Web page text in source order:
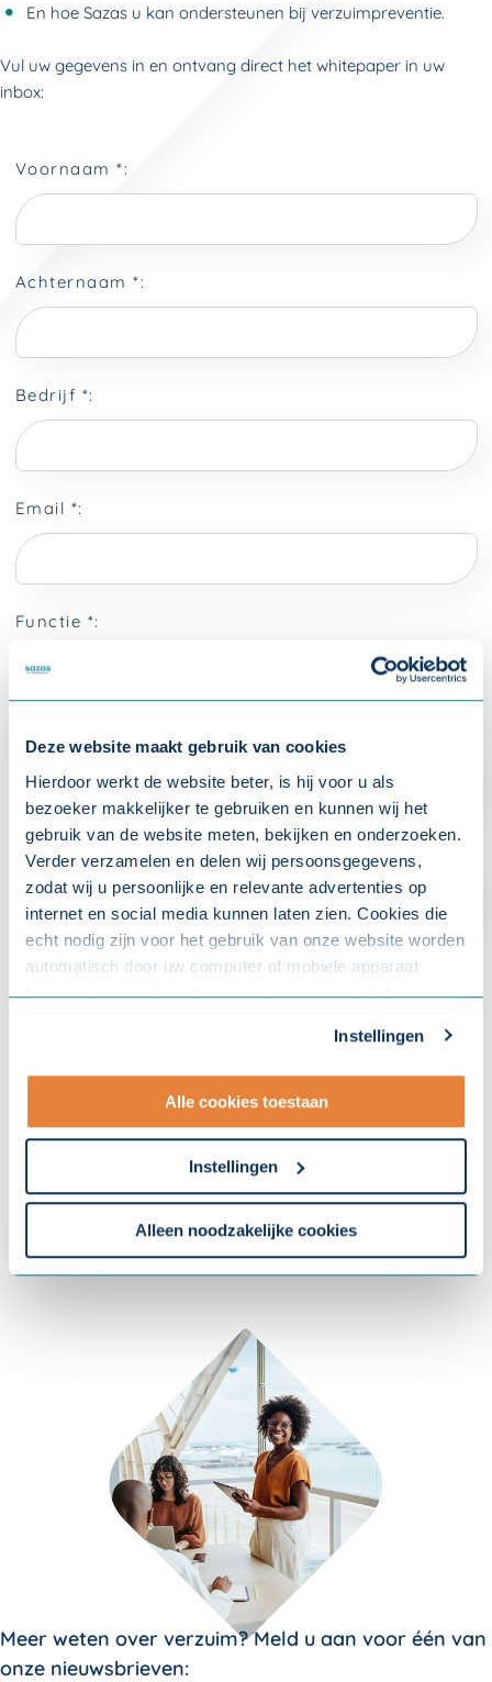
Deze website maakt gebruik van cookies
Hierdoor werkt de website beter, is hij voor u als
bezoeker makkelijker te gebruiken en kunnen wij het
gebruik van de website meten, bekijken en onderzoeken.
Verder verzamelen en delen wij persoonsgegevens,
zodat wij u persoonlijke en relevante advertenties op
internet en social media kunnen laten zien. Cookies die
echt nodig zijn voor het gebruik van onze website worden
automatisch door uw computer of mobiele apparaat
bewaard. Voor alle andere soorten cookies hebben we uw
aanpassen. Met uw toestemming delen wij uw gegevens
met onze10 partners.
- Lees hier onzeprivacyverklaringen onze
Om uw toestemmingsvoorkeur te wijzigen, klikt u op
Instellingen
Alle cookies toestaan
Instellingen
Alleen noodzakelijke cookies
En hoe Sazas u kan ondersteunen bij verzuimpreventie.
Vul uw gegevens in en ontvang direct het whitepaper in uw
inbox:
Meer weten over verzuim? Meld u aan voor één van
onze nieuwsbrieven: